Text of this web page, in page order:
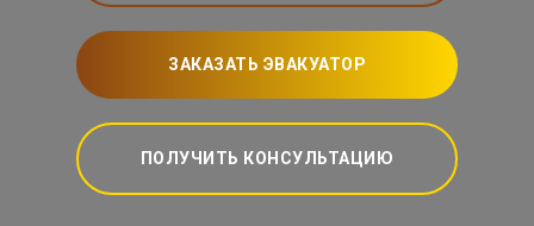
ЗАКАЗАТЬ ЭВАКУАТОР
ПОЛУЧИТЬ КОНСУЛЬТАЦИЮ